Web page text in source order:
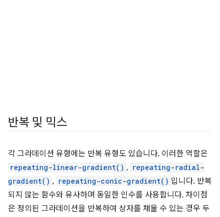
반복 및 믹스
각 그라데이션 유형에는 반복 유형도 있습니다. 이러한 역할은
repeating-linear-gradient() , repeating-radial-
gradient() , repeating-conic-gradient() 입니다. 반복
되지 않는 함수와 유사하며 동일한 인수를 사용합니다. 차이점
은 정의된 그라데이션을 반복하여 상자를 채울 수 있는 경우 두